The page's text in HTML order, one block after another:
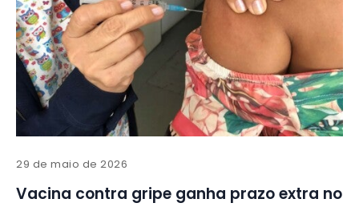
29 de maio de 2026
Vacina contra gripe ganha prazo extra no